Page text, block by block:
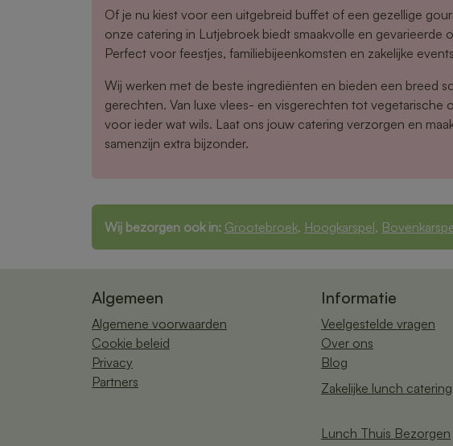
Of je nu kiest voor een uitgebreid buffet of een gezellige
onze catering in Lutjebroek biedt smaakvolle en gevarieerde
Perfect voor feestjes, familiebijeenkomsten en zakelijke
Wij werken met de beste ingrediënten en bieden een breed
gerechten. Van luxe vlees- en visgerechten tot vegetarische
voor ieder wat wils. Laat ons jouw catering verzorgen en
samenzijn extra bijzonder.
Wij bezorgen ook in: Grootebroek, Hoogkarspel,
Algemeen
Algemene voorwaarden
Cookie beleid
Privacy
Partners
Informatie
Veelgestelde vragen
Over ons
Blog
Zakelijke lunch catering
Lunch Thuis Bezorgen